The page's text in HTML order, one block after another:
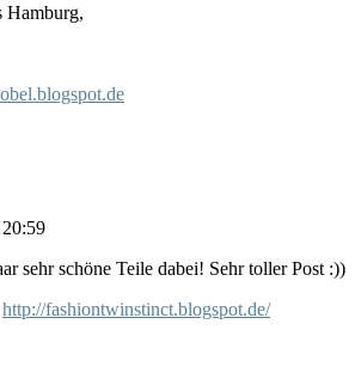
Hamburg,
sehr schöne Teile dabei! Sehr toller Post :))
http://fashiontwinstinct.blogspot.de/